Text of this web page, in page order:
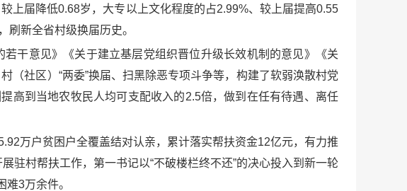
上届降低0.68岁，大专以上文化程度的占2.99%、较上届提高0.55
刷新全省村级换届历史。
干意见》《关于建立基层党组织晋位升级长效机制的意见》《关
社区）“两委”换届、扫黑除恶专项斗争等，构建了软弱涣散村党
高到当地农牧民人均可支配收入的2.5倍，做到在任有待遇、离任
万户贫困户全覆盖结对认亲，累计落实帮扶资金12亿元，有力推
驻村帮扶工作，第一书记以“不破楼栏终不还”的决心投入到新一轮
3万余件。